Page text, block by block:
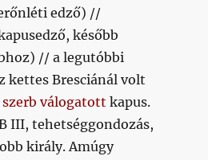
edző) //
később
// a legutóbbi
kettes Bresciánál volt
szerb válogatott kapus.
III, tehetséggondozás,
király. Amúgy